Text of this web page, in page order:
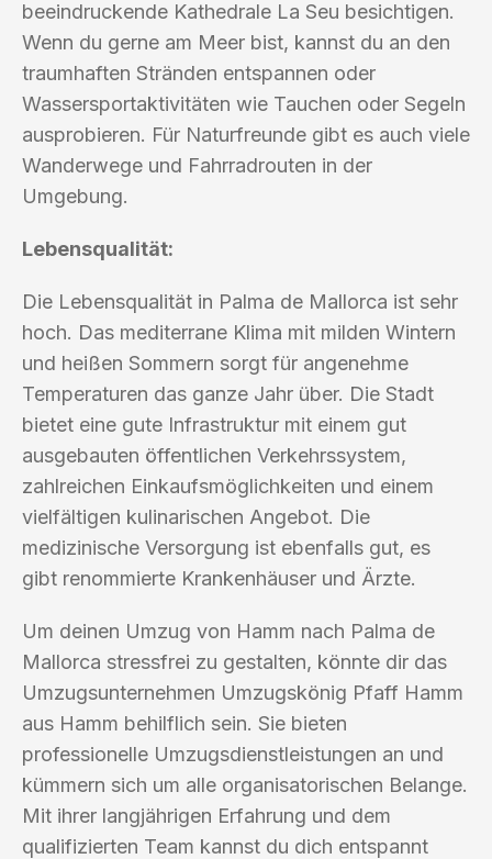
beeindruckende Kathedrale La Seu besichtigen.
Wenn du gerne am Meer bist, kannst du an den
traumhaften Stränden entspannen oder
Wassersportaktivitäten wie Tauchen oder Segeln
ausprobieren. Für Naturfreunde gibt es auch viele
Wanderwege und Fahrradrouten in der
Umgebung.
Lebensqualität:
Die Lebensqualität in Palma de Mallorca ist sehr
hoch. Das mediterrane Klima mit milden Wintern
und heißen Sommern sorgt für angenehme
Temperaturen das ganze Jahr über. Die Stadt
bietet eine gute Infrastruktur mit einem gut
ausgebauten öffentlichen Verkehrssystem,
zahlreichen Einkaufsmöglichkeiten und einem
vielfältigen kulinarischen Angebot. Die
medizinische Versorgung ist ebenfalls gut, es
gibt renommierte Krankenhäuser und Ärzte.
Um deinen Umzug von Hamm nach Palma de
Mallorca stressfrei zu gestalten, könnte dir das
Umzugsunternehmen Umzugskönig Pfaff Hamm
aus Hamm behilflich sein. Sie bieten
professionelle Umzugsdienstleistungen an und
kümmern sich um alle organisatorischen Belange.
Mit ihrer langjährigen Erfahrung und dem
qualifizierten Team kannst du dich entspannt